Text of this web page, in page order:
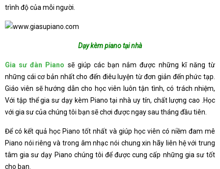
trình độ của mỗi người.
Dạy kèm piano tại nhà
Gia sư đàn Piano sẽ giúp các bạn nắm được những kĩ năng từ
những cái cơ bản nhất cho đến điêu luyện từ đơn giản đến phức tạp.
Giáo viên sẽ hướng dẫn cho học viên luôn tận tình, có trách nhiệm,
Với tập thể gia sư dạy kèm Piano tại nhà uy tín, chất lượng cao .Học
với gia sư của chúng tôi bạn sẽ chơi được ngay sau tháng đầu tiên.
Để có kết quả học Piano tốt nhất và giúp học viên có niềm đam mê
Piano nói riêng và trong âm nhạc nói chung xin hãy liên hệ với trung
tâm gia sư dạy Piano chúng tôi để được cung cấp những gia sư tốt
cho bạn.